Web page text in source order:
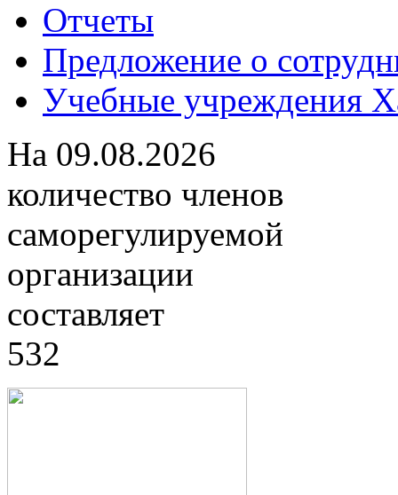
Отчеты
Предложение о
Учебные учреждения
На 09.08.2026
количество членов
саморегулируемой
организации
составляет
532